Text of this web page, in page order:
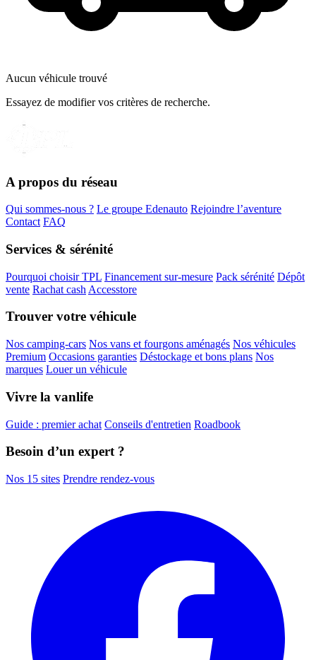
Aucun véhicule trouvé
Essayez de modifier vos critères de recherche.
A propos du réseau
Qui sommes-nous ? Le groupe Edenauto Rejoindre l’aventure
Contact FAQ
Services & sérénité
Pourquoi choisir TPL Financement sur-mesure Pack sérénité Dépôt
vente Rachat cash Accesstore
Trouver votre véhicule
Nos camping-cars Nos vans et fourgons aménagés Nos véhicules
Premium Occasions garanties Déstockage et bons plans Nos
marques Louer un véhicule
Vivre la vanlife
Guide : premier achat Conseils d'entretien Roadbook
Besoin d’un expert ?
Nos 15 sites Prendre rendez-vous